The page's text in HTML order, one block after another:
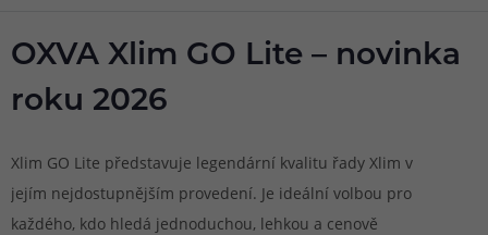
OXVA Xlim GO Lite – novinka
roku 2026
Xlim GO Lite představuje legendární kvalitu řady Xlim v
jejím nejdostupnějším provedení. Je ideální volbou pro
každého, kdo hledá jednoduchou, lehkou a cenově